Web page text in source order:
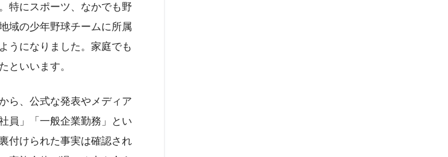
特にスポーツ、なかでも野
域の少年野球チームに所属
うになりました。家庭でも
といいます。
ら、公式な発表やメディア
員」「一般企業勤務」とい
付けられた事実は確認され